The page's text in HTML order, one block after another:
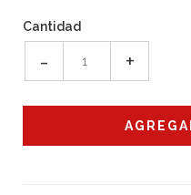
Cantidad
- +